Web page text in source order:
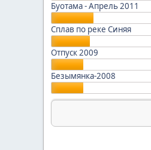
Буотама - Апрель 2011
Сплав по реке Синяя
Отпуск 2009
Безымянка-2008